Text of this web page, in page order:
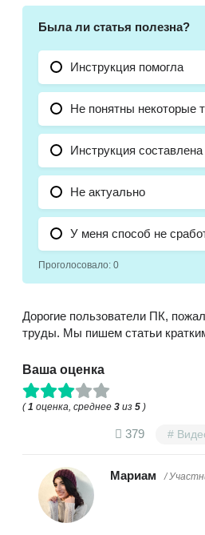
Была ли статья полезна?
Инструкция помогла
Не понятны некоторые
Инструкция составлена
Не актуально
У меня способ не
Проголосовало: 0
Дорогие пользователи ПК,
труды. Мы пишем статьи
Ваша оценка
(1 оценка, среднее 3 из 5 )
379
Мариам /